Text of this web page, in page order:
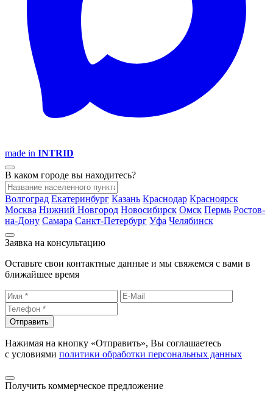
made in INTRID
В каком городе вы находитесь?
Волгоград Екатеринбург Казань Краснодар Красноярск
Москва Нижний Новгород Новосибирск Омск Пермь Ростов-
на-Дону Самара Санкт-Петербург Уфа Челябинск
Заявка на консультацию
Оставьте свои контактные данные и мы свяжемся с вами в
ближайшее время
Отправить
Нажимая на кнопку «Отправить», Вы соглашаетесь
с условиями политики обработки персональных данных
Получить коммерческое предложение